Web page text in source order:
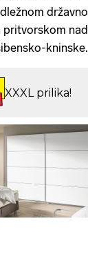
pritvorskom
kninske.